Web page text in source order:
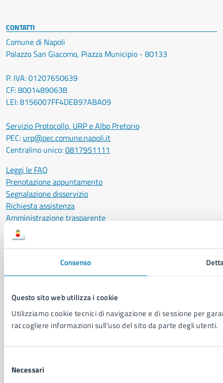
Consenso
Questo sito web utilizza i cookie
Utilizziamo cookie tecnici di navigazione e di sessione per
raccogliere informazioni sull'uso del sito da parte degli utenti.
delNecessari
CONTATTI
Comune di Napoli
Palazzo San Giacomo, Piazza Municipio - 80133
P. IVA: 01207650639
CF: 80014890638
LEI: 8156007FF4DEB97ABA09
Servizio Protocollo, URP e Albo Pretorio
PEC: urp@pec.comune.napoli.it
Centralino unico:0817951111
Leggi le FAQ
Prenotazione appuntamento
Segnalazione disservizio
Richiesta assistenza
Amministrazione trasparente
Informativa privacy
Cookie Policy
Notifica atti giudiziari
Segnalazione problemi di accessibilità
Piano di miglioramento del sito